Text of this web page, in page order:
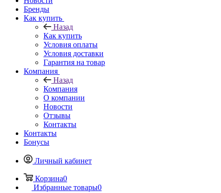
Бренды
Как купить
Назад
Как купить
Условия оплаты
Условия доставки
Гарантия на товар
Компания
Назад
Компания
О компании
Новости
Отзывы
Контакты
Контакты
Бонусы
Личный кабинет
Корзина0
Избранные товары0